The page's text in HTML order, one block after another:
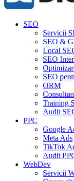
Menu
SEO
Servicii
SEO &
Local
SEO
SEO
ORM
Training
Audit
PPC
Google
Meta Ads
TikTok
Audit
WebDev
Servicii